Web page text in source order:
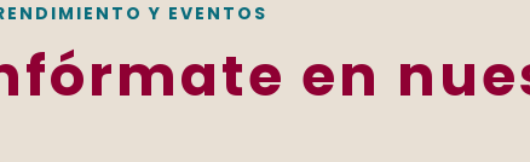
Y EVENTOS
en